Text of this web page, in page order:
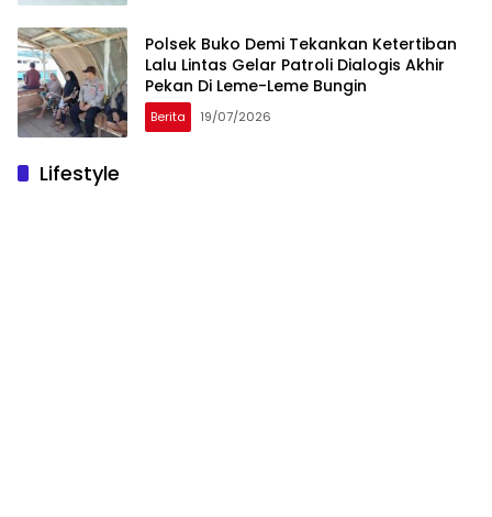
Polsek Buko Demi Tekankan Ketertiban
Lalu Lintas Gelar Patroli Dialogis Akhir
Pekan Di Leme-Leme Bungin
Berita 19/07/2026
Lifestyle